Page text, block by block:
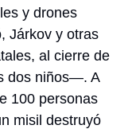
y drones
Járkov y otras
al cierre de
dos niños—. A
100 personas
misil destruyó